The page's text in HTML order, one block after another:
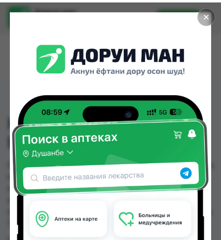
✕
Доруи ман
Установить
КОРВАЛОЛ КАПЛИ/
ВНУТРЬ 25МЛ
КОРВАЛОЛ КАПЛИ/ВНУТРЬ 25МЛ можно купить
или заказать в аптеках, Абубакри Карим,
Авиценна, АЗИЗ ВАКО , Алишер-К, Аптека + 24/7,
2.85 TJS до 4.00 TJS в Душанбе и других городах
Таджикистана